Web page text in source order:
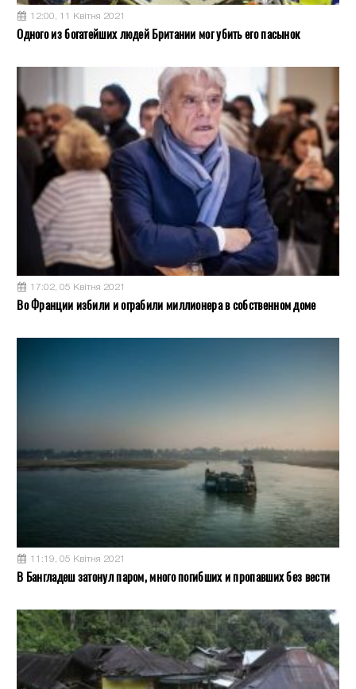
12:00, 11 Квітня 2021
Одного из богатейших людей Британии мог убить его пасынок
17:02, 05 Квітня 2021
Во Франции избили и ограбили миллионера в собственном доме
11:19, 05 Квітня 2021
В Бангладеш затонул паром, много погибших и пропавших без вести